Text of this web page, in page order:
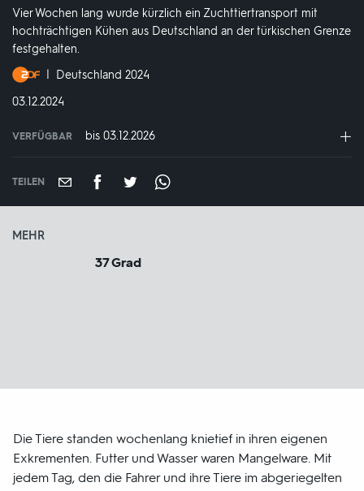
Vier Wochen lang wurde kürzlich ein Zuchttiertransport mit
hochträchtigen Kühen aus Deutschland an der türkischen Grenze
festgehalten.
Produktionsland
und
jahr:
Deutschland 2024
DATUM:
03.12.2024
VERFÜGBAR bis 03.12.2026
TEILEN
MEHR
37 Grad
Die Tiere standen wochenlang knietief in ihren eigenen
Exkrementen. Futter und Wasser waren Mangelware. Mit
jedem Tag, den die Fahrer und ihre Tiere im abgeriegelten